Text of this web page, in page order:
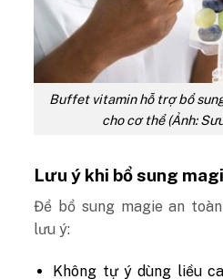
Buffet vitamin hỗ trợ bổ
cho cơ thể (Ảnh:
Lưu ý khi bổ sung
Để bổ sung magie an
lưu ý:
Không tự ý dùng liều